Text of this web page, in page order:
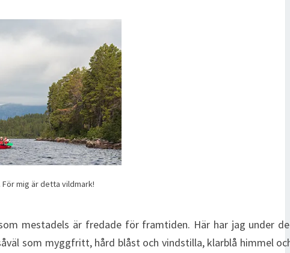
mig är detta vildmark!
mestadels är fredade för framtiden. Här har jag under
som myggfritt, hård blåst och vindstilla, klarblå himmel